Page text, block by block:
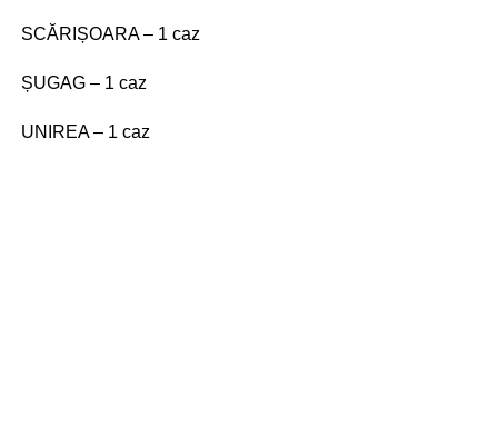
SCĂRIȘOARA – 1 caz
ȘUGAG – 1 caz
UNIREA – 1 caz